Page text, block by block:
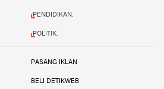
PENDIDIKAN.
POLITIK.
PASANG IKLAN
BELI DETIKWEB